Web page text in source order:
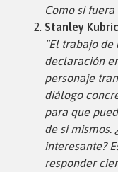
Como si fuera
Stanley
“El trabajo
declaración
personaje
diálogo
para que
de sí mismos.
interesante?
responder